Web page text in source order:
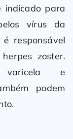
indicado para
vírus da
responsável
zoster.
varicela e
podem